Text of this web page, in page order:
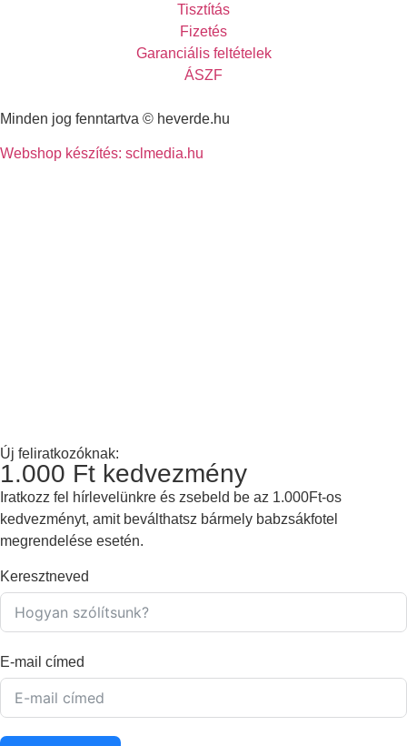
Tisztítás
Fizetés
Garanciális feltételek
ÁSZF
Minden jog fenntartva © heverde.hu
Webshop készítés: sclmedia.hu
Új feliratkozóknak:
1.000 Ft kedvezmény
Iratkozz fel hírlevelünkre és zsebeld be az 1.000Ft-os
kedvezményt, amit beválthatsz bármely babzsákfotel
megrendelése esetén.
Keresztneved
E-mail címed